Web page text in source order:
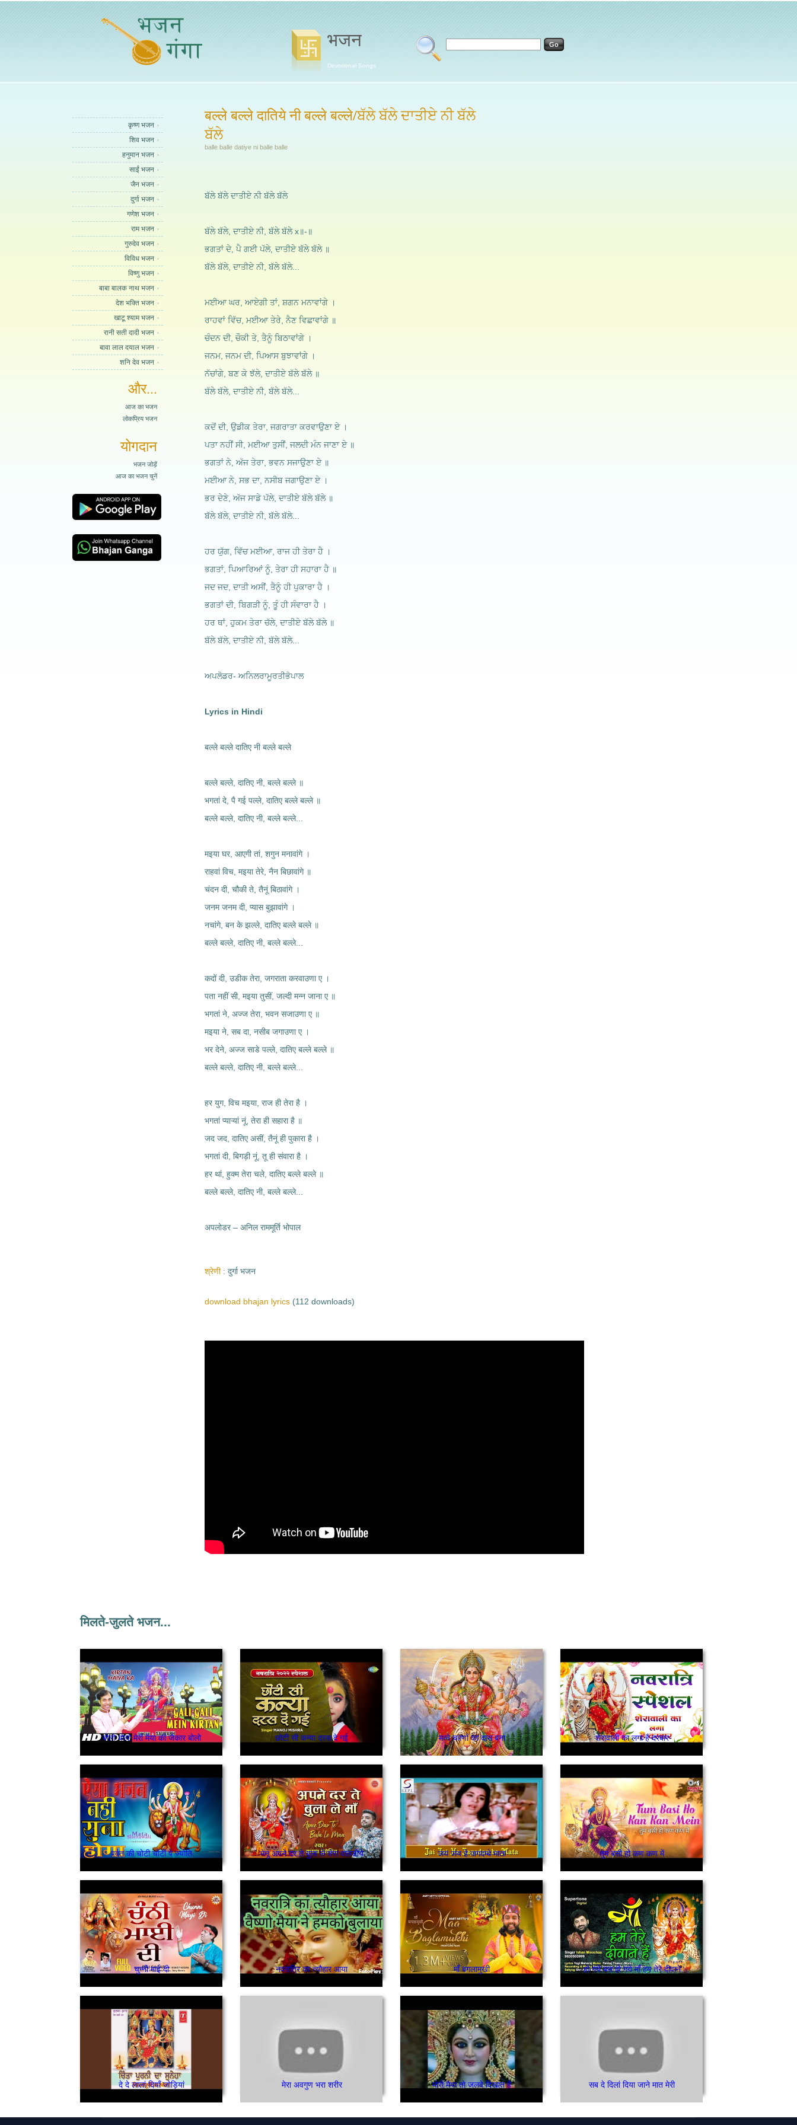
भजन
Devotional Songs
कृष्ण भजन
शिव भजन
हनुमान भजन
साईं भजन
जैन भजन
दुर्गा भजन
गणेश भजन
राम भजन
गुरुदेव भजन
विविध भजन
विष्णु भजन
बाबा बालक नाथ भजन
देश भक्ति भजन
खाटू श्याम भजन
रानी सती दादी भजन
बावा लाल दयाल भजन
शनि देव भजन
और...
आज का भजन
लोकप्रिय भजन
योगदान
भजन जोड़ें
आज का भजन चुनें
बल्ले बल्ले दातिये नी बल्ले बल्ले/ਬੱਲੇ ਬੱਲੇ ਦਾਤੀਏ ਨੀ ਬੱਲੇ
ਬੱਲੇ
balle balle datiye ni balle balle
ਬੱਲੇ ਬੱਲੇ ਦਾਤੀਏ ਨੀ ਬੱਲੇ ਬੱਲੇ
ਬੱਲੇ ਬੱਲੇ, ਦਾਤੀਏ ਨੀ, ਬੱਲੇ ਬੱਲੇ x॥-॥
ਭਗਤਾਂ ਦੇ, ਪੈ ਗਈ ਪੱਲੇ, ਦਾਤੀਏ ਬੱਲੇ ਬੱਲੇ ॥
ਬੱਲੇ ਬੱਲੇ, ਦਾਤੀਏ ਨੀ, ਬੱਲੇ ਬੱਲੇ...
ਮਈਆ ਘਰ, ਆਏਗੀ ਤਾਂ, ਸ਼ਗਨ ਮਨਾਵਾਂਗੇ ।
ਰਾਹਵਾਂ ਵਿੱਚ, ਮਈਆ ਤੇਰੇ, ਨੈਣ ਵਿਛਾਵਾਂਗੇ ॥
ਚੰਦਨ ਦੀ, ਚੌਕੀ ਤੇ, ਤੈਨੂੰ ਬਿਠਾਵਾਂਗੇ ।
ਜਨਮ, ਜਨਮ ਦੀ, ਪਿਆਸ ਬੁਝਾਵਾਂਗੇ ।
ਨੱਚਾਂਗੇ, ਬਣ ਕੇ ਝੱਲੇ, ਦਾਤੀਏ ਬੱਲੇ ਬੱਲੇ ॥
ਬੱਲੇ ਬੱਲੇ, ਦਾਤੀਏ ਨੀ, ਬੱਲੇ ਬੱਲੇ...
ਕਦੋਂ ਦੀ, ਉਡੀਕ ਤੇਰਾ, ਜਗਰਾਤਾ ਕਰਵਾਉਣਾ ਏ ।
ਪਤਾ ਨਹੀਂ ਸੀ, ਮਈਆ ਤੁਸੀਂ, ਜਲਦੀ ਮੰਨ ਜਾਣਾ ਏ ॥
ਭਗਤਾਂ ਨੇ, ਅੱਜ ਤੇਰਾ, ਭਵਨ ਸਜਾਉਣਾ ਏ ॥
ਮਈਆ ਨੇ, ਸਭ ਦਾ, ਨਸੀਬ ਜਗਾਉਣਾ ਏ ।
ਭਰ ਦੇਣੇ, ਅੱਜ ਸਾਡੇ ਪੱਲੇ, ਦਾਤੀਏ ਬੱਲੇ ਬੱਲੇ ॥
ਬੱਲੇ ਬੱਲੇ, ਦਾਤੀਏ ਨੀ, ਬੱਲੇ ਬੱਲੇ...
ਹਰ ਯੁੱਗ, ਵਿੱਚ ਮਈਆ, ਰਾਜ ਹੀ ਤੇਰਾ ਹੈ ।
ਭਗਤਾਂ, ਪਿਆਰਿਆਂ ਨੂੰ, ਤੇਰਾ ਹੀ ਸਹਾਰਾ ਹੈ ॥
ਜਦ ਜਦ, ਦਾਤੀ ਅਸੀਂ, ਤੈਨੂੰ ਹੀ ਪੁਕਾਰਾ ਹੈ ।
ਭਗਤਾਂ ਦੀ, ਬਿਗੜੀ ਨੂੰ, ਤੂੰ ਹੀ ਸੰਵਾਰਾ ਹੈ ।
ਹਰ ਥਾਂ, ਹੁਕਮ ਤੇਰਾ ਚੱਲੇ, ਦਾਤੀਏ ਬੱਲੇ ਬੱਲੇ ॥
ਬੱਲੇ ਬੱਲੇ, ਦਾਤੀਏ ਨੀ, ਬੱਲੇ ਬੱਲੇ...
ਅਪਲੋਡਰ- ਅਨਿਲਰਾਮੂਰਤੀਭੋਪਾਲ
Lyrics in Hindi
बल्ले बल्ले दातिए नी बल्ले बल्ले
बल्ले बल्ले, दातिए नी, बल्ले बल्ले ॥
भगतां दे, पै गई पल्ले, दातिए बल्ले बल्ले ॥
बल्ले बल्ले, दातिए नी, बल्ले बल्ले...
मइया घर, आएगी तां, शगुन मनावांगे ।
राहवां विच, मइया तेरे, नैन बिछावांगे ॥
चंदन दी, चौकी ते, तैनूं बिठावांगे ।
जनम जनम दी, प्यास बुझावांगे ।
नचांगे, बन के झल्ले, दातिए बल्ले बल्ले ॥
बल्ले बल्ले, दातिए नी, बल्ले बल्ले...
कदों दी, उडीक तेरा, जगराता करवाउणा ए ।
पता नहीं सी, मइया तुसीं, जल्दी मन्न जाना ए ॥
भगतां ने, अज्ज तेरा, भवन सजाउणा ए ॥
मइया ने, सब दा, नसीब जगाउणा ए ।
भर देने, अज्ज साडे पल्ले, दातिए बल्ले बल्ले ॥
बल्ले बल्ले, दातिए नी, बल्ले बल्ले...
हर युग, विच मइया, राज ही तेरा है ।
भगतां प्याऱ्यां नूं, तेरा ही सहारा है ॥
जद जद, दातिए असीं, तैनूं ही पुकारा है ।
भगतां दी, बिगड़ी नूं, तू ही संवारा है ।
हर थां, हुक्म तेरा चले, दातिए बल्ले बल्ले ॥
बल्ले बल्ले, दातिए नी, बल्ले बल्ले...
अपलोडर – अनिल राममूर्ति भोपाल
श्रेणी दुर्गा भजन
download bhajan lyrics (112 downloads)
मिलते-जुलते भजन...
बोलो बोलो मेरी मैया की जैकार बोलो छोटी सी कन्या दरस दे गई मन्ने चरणों का दास बना शेरावाली का लगा है दरबार
पर्वत की चोटी चोटी पे ज्योति मेनू अपने दर ते बुला ले शेरा वालडीये जय जय हे जगदम्बे माता तुम बसी हो कण कण में
चुन्नी माई दी नवरात्रि का त्यौहार आया माँ बगलामुखी हो गये बस हो गये माँ हम तेरे दीवाने
दे दे लालां दियाँ जोड़ियां मेरा अवगुण भरा शरीर मोरी मैया तो जलवे दिखात है सब दे दिलां दिया जाने मात मेरी